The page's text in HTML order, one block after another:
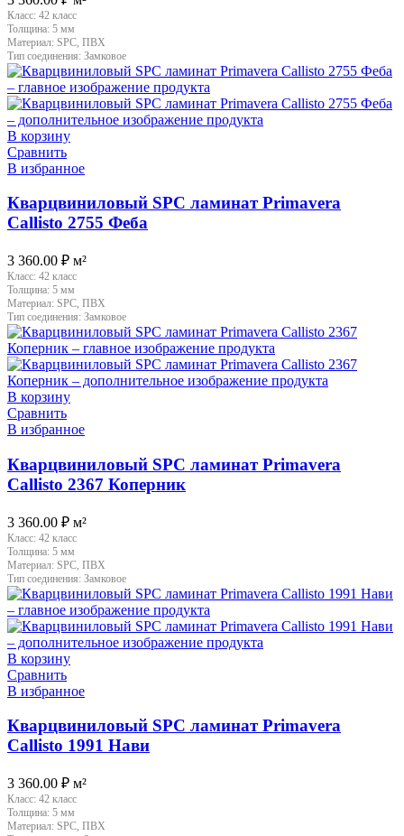
Класс: 42 класс
Толщина: 5 мм
Материал: SPC, ПВХ
Тип соединения: Замковое
В корзину
Сравнить
В избранное
Кварцвиниловый SPC ламинат Primavera
Callisto 2755 Феба
3 360.00 ₽ м²
Класс: 42 класс
Толщина: 5 мм
Материал: SPC, ПВХ
Тип соединения: Замковое
В корзину
Сравнить
В избранное
Кварцвиниловый SPC ламинат Primavera
Callisto 2367 Коперник
3 360.00 ₽ м²
Класс: 42 класс
Толщина: 5 мм
Материал: SPC, ПВХ
Тип соединения: Замковое
В корзину
Сравнить
В избранное
Кварцвиниловый SPC ламинат Primavera
Callisto 1991 Нави
3 360.00 ₽ м²
Класс: 42 класс
Толщина: 5 мм
Материал: SPC, ПВХ